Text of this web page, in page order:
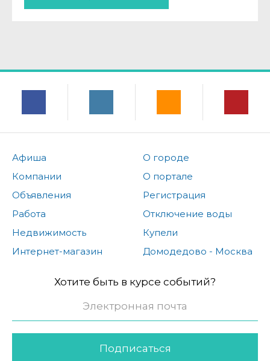
Афиша
Компании
Объявления
Работа
Недвижимость
Интернет-магазин
О городе
О портале
Регистрация
Отключение воды
Купели
Домодедово - Москва
Хотите быть в курсе событий?
Подписаться